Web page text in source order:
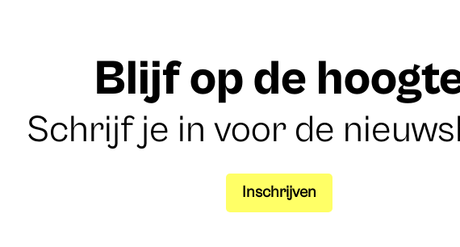
Blijf op de
Schrijf je in voor de
Inschrijven